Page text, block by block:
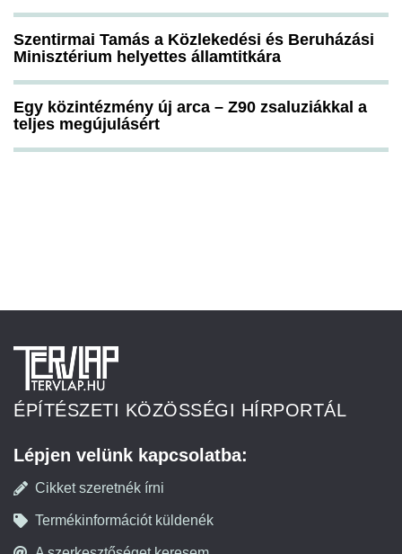
Szentirmai Tamás a Közlekedési és Beruházási
Minisztérium helyettes államtitkára
Egy közintézmény új arca – Z90 zsaluziákkal a
teljes megújulásért
ÉPÍTÉSZETI KÖZÖSSÉGI HÍRPORTÁL
Lépjen velünk kapcsolatba:
Cikket szeretnék írni
Termékinformációt küldenék